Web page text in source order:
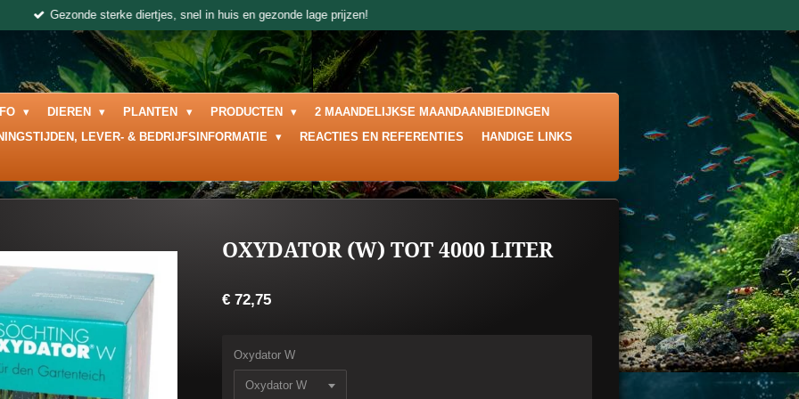
Gezonde sterke diertjes, snel in huis en gezonde lage prijzen!
DIEREN PLANTEN PRODUCTEN
2 MAANDELIJKSE MAANDAANBIEDINGEN
LEVER- & BEDRIJFSINFORMATIE REACTIES EN REFERENTIES HANDIGE LINKS
OXYDATOR (W) TOT 4000 LITER
€ 72,75
Oxydator W